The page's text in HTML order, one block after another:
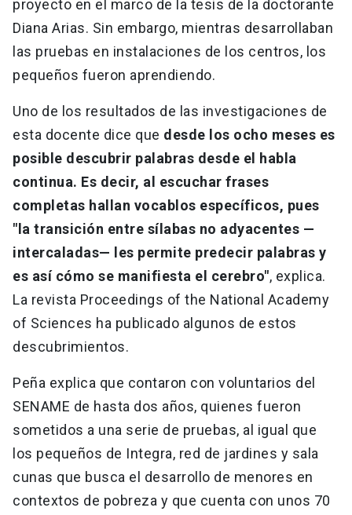
proyecto en el marco de la tesis de la doctorante
Diana Arias. Sin embargo, mientras desarrollaban
las pruebas en instalaciones de los centros, los
pequeños fueron aprendiendo.
Uno de los resultados de las investigaciones de
esta docente dice que desde los ocho meses es
posible descubrir palabras desde el habla
continua. Es decir, al escuchar frases
completas hallan vocablos específicos, pues
"la transición entre sílabas no adyacentes —
intercaladas— les permite predecir palabras y
es así cómo se manifiesta el cerebro", explica.
La revista Proceedings of the National Academy
of Sciences ha publicado algunos de estos
descubrimientos.
Peña explica que contaron con voluntarios del
SENAME de hasta dos años, quienes fueron
sometidos a una serie de pruebas, al igual que
los pequeños de Integra, red de jardines y sala
cunas que busca el desarrollo de menores en
contextos de pobreza y que cuenta con unos 70